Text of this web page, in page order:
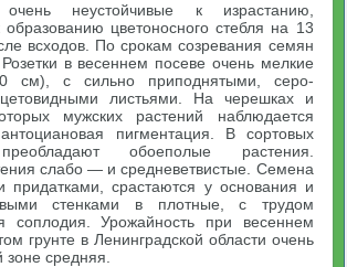
очень неустойчивые к израстанию,
цветоносного стебля на 13
всходов. По срокам созревания семян
в весеннем посеве очень мелкие
см), с сильно приподнятыми, серо-
листьями. На черешках и
мужских растений наблюдается
пигментация. В сортовых
обоеполые растения.
слабо — и средневетвистые. Семена
придатками, срастаются у основания и
стенками в плотные, с трудом
соплодия. Урожайность при весеннем
грунте в Ленинградской области очень
средняя.